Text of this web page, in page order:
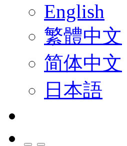
English
繁體中文
简体中文
日本語